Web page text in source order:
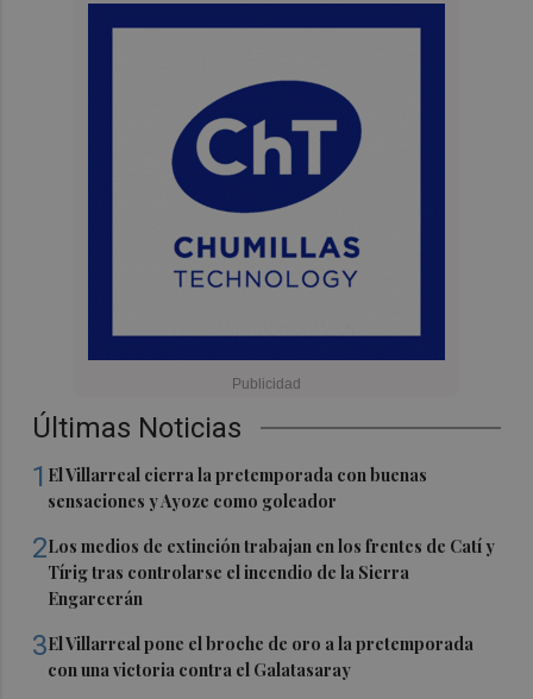
Últimas Noticias
1 El Villarreal cierra la pretemporada con buenas
sensaciones y Ayoze como goleador
2Los medios de extinción trabajan en los frentes de Catí y
Tírig tras controlarse el incendio de la Sierra
Engarcerán
3El Villarreal pone el broche de oro a la pretemporada
con una victoria contra el Galatasaray